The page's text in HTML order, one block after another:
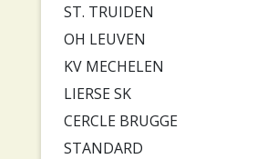
ST. TRUIDEN
OH LEUVEN
KV MECHELEN
LIERSE SK
CERCLE BRUGGE
STANDARD